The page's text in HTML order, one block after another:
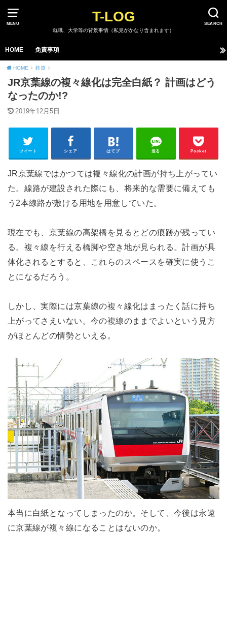
MENU SEARCH
T-LOG
就職、大学等の背景事情（私見がかなり含まれます）
HOME 免責事項
HOME 鉄道
JR京葉線の複々線化は完全白紙？ 計画はどう
なったのか!?
2019年12月5日
ツイート シェア はてブ 送る Pocket
JR京葉線ではかつては複々線化の計画が持ち上がってい
た。線路が建設された際にも、将来的な需要に備えても
う2本線路が敷ける用地を用意していた。
現在でも、京葉線の高架橋を見るとどの痕跡が残ってい
る。複々線を行える橋脚や空き地が見られる。計画が具
体化されるとすると、これらのスペースを確実に使うこ
とになるだろう。
しかし、実際には京葉線の複々線化はまったく話に持ち
上がってさえいない。今の複線のままでよいという見方
がほとんどの情勢といえる。
本当に白紙となってしまったのか。そして、今後は永遠
に京葉線が複々線になることはないのか。